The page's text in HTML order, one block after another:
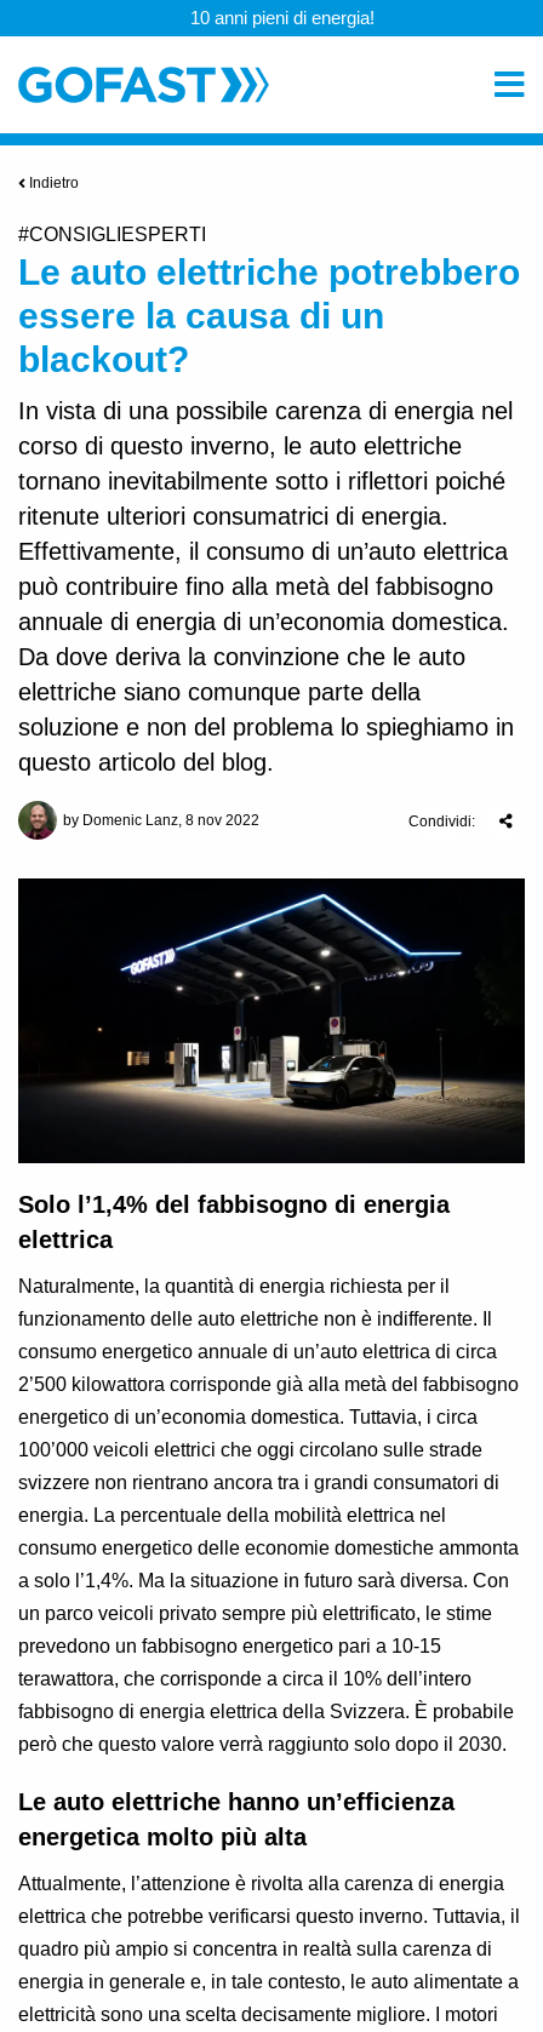
10 anni pieni di energia!
Indietro
#CONSIGLIESPERTI
Le auto elettriche potrebbero
essere la causa di un
blackout?
In vista di una possibile carenza di energia nel
corso di questo inverno, le auto elettriche
tornano inevitabilmente sotto i riflettori poiché
ritenute ulteriori consumatrici di energia.
Effettivamente, il consumo di un’auto elettrica
può contribuire fino alla metà del fabbisogno
annuale di energia di un’economia domestica.
Da dove deriva la convinzione che le auto
elettriche siano comunque parte della
soluzione e non del problema lo spieghiamo in
questo articolo del blog.
by Domenic Lanz, 8 nov 2022 Condividi:
Solo l’1,4% del fabbisogno di energia
elettrica
Naturalmente, la quantità di energia richiesta per il
funzionamento delle auto elettriche non è indifferente. Il
consumo energetico annuale di un’auto elettrica di circa
2’500 kilowattora corrisponde già alla metà del fabbisogno
energetico di un’economia domestica. Tuttavia, i circa
100’000 veicoli elettrici che oggi circolano sulle strade
svizzere non rientrano ancora tra i grandi consumatori di
energia. La percentuale della mobilità elettrica nel
consumo energetico delle economie domestiche ammonta
a solo l’1,4%. Ma la situazione in futuro sarà diversa. Con
un parco veicoli privato sempre più elettrificato, le stime
prevedono un fabbisogno energetico pari a 10-15
terawattora, che corrisponde a circa il 10% dell’intero
fabbisogno di energia elettrica della Svizzera. È probabile
però che questo valore verrà raggiunto solo dopo il 2030.
Le auto elettriche hanno un’efficienza
energetica molto più alta
Attualmente, l’attenzione è rivolta alla carenza di energia
elettrica che potrebbe verificarsi questo inverno. Tuttavia, il
quadro più ampio si concentra in realtà sulla carenza di
energia in generale e, in tale contesto, le auto alimentate a
elettricità sono una scelta decisamente migliore. I motori